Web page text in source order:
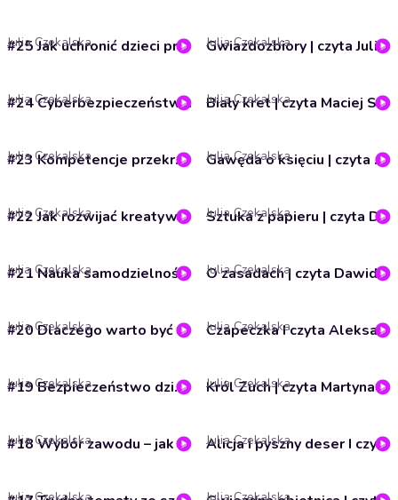
#25 Jak uchronić dzieci przed pułapkami w Internecie? I Iskierka od ZHP
Julia Czekalska Gwiazdozbiory | czyta Julia Grzędowska | Gawędy Zuchowe | ZHP
Julia Czekalska
#24 Cyberbezpieczeństwo I Iskierka od ZHP
Julia Czekalska Biały kret | czyta Maciej Szczęsny | Gawędy Zuchowe | ZHP
Julia Czekalska
#23 Kompetencje przekrojowe w karierze zawodowej I Iskierka od ZHP
Julia Czekalska Gawęda o księciu | czyta Agata Erhardt-Wojciechowska | Gawędy Zuchowe | ZHP
Julia Czekalska
#22 Jak rozwijać kreatywność i do czego ona się przydaje? I Iskierka od ZHP
Julia Czekalska Sztuka z papieru | czyta Dominika Brożek | Gawędy Zuchowe | ZHP
Julia Czekalska
#21 Nauka samodzielności i praktycznych umiejętności I Iskierka od ZHP
Julia Czekalska O zasadach | czyta Dawid Schwann | Gawędy Zuchowe | ZHP
Julia Czekalska
#20 Dlaczego warto być aktywnym obywatelem? I Iskierka od ZHP
Julia Czekalska Czapeczka I czyta Aleksandra Kozubska | Gawędy Zuchowe | ZHP
Julia Czekalska
#19 Bezpieczeństwo dzieci i młodzieży w Internecie I Iskierka od ZHP
Julia Czekalska Król Zuch | czyta Martyna Kowacka | Gawędy Zuchowe | ZHP
Julia Czekalska
#18 Wybór zawodu – jak wesprzeć nastolatka? I Iskierka od ZHP
Julia Czekalska Alicja i pyszny deser I czyta Aneta Bogdan | Gawędy Zuchowe | ZHP
Julia Czekalska